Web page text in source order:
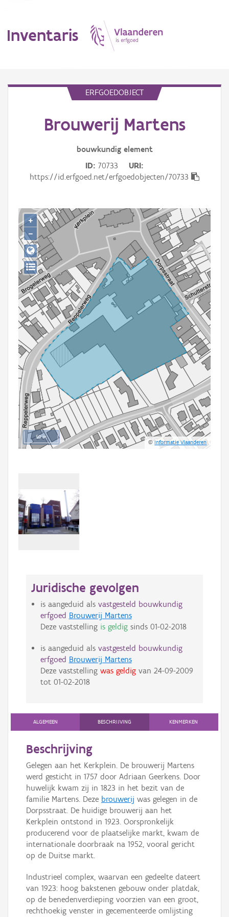
Inventaris
Erfgoedobject
Gebeurtenis
Persoon of collectief
Downloads
Hergebruik
Aanmelden
ERFGOEDOBJECT
Brouwerij Martens
bouwkundig element
ID 70733
URI
https://id.erfgoed.net/erfgoedobjecten/70733
50 m
©Informatie Vlaanderen
+
−
Juridische gevolgen
is aangeduid als vastgesteld bouwkundig
erfgoed Brouwerij Martens
Deze vaststelling is geldigsinds 01-02-2018
is aangeduid als vastgesteld bouwkundig
erfgoed Brouwerij Martens
Deze vaststelling was geldigvan 24-09-2009
tot 01-02-2018
ALGEMEEN BESCHRIJVING KENMERKEN
Beschrijving
Gelegen aan het Kerkplein. De brouwerij Martens
werd gesticht in 1757 door Adriaan Geerkens. Door
huwelijk kwam zij in 1823 in het bezit van de
familie Martens. Deze brouwerij was gelegen in de
Dorpsstraat. De huidige brouwerij aan het
Kerkplein ontstond in 1923. Oorspronkelijk
producerend voor de plaatselijke markt, kwam de
internationale doorbraak na 1952, vooral gericht
op de Duitse markt.
Industrieel complex, waarvan een gedeelte dateert
van 1923: hoog bakstenen gebouw onder platdak,
op de benedenverdieping voorzien van een groot,
rechthoekig venster in gecementeerde omlijsting